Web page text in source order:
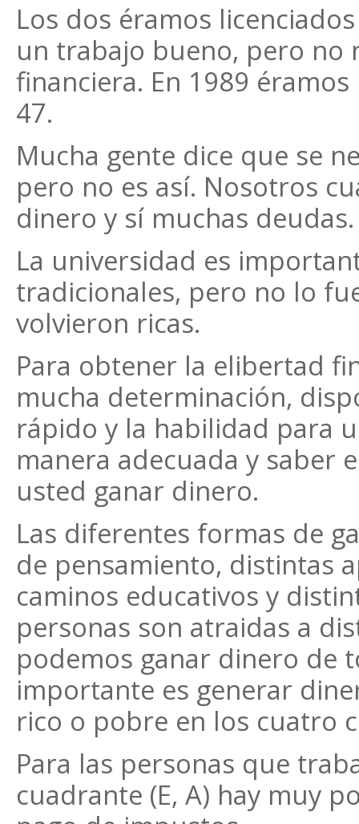
Los dos éramos
un trabajo bueno, pero no
financiera. En 1989
47.
Mucha gente dice que se
pero no es así. Nosotros
dinero y sí muchas deudas.
La universidad es
tradicionales, pero no lo
volvieron ricas.
Para obtener la elibertad
mucha determinación,
rápido y la habilidad para
manera adecuada y saber
usted ganar dinero.
Las diferentes formas de
de pensamiento, distintas
caminos educativos y
personas son atraidas a
podemos ganar dinero de
importante es generar
rico o pobre en los cuatro
Para las personas que
cuadrante (E, A) hay muy